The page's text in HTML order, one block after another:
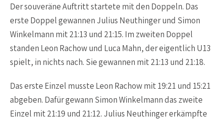
Der souveräne Auftritt startete mit den Doppeln. Das
erste Doppel gewannen Julius Neuthinger und Simon
Winkelmann mit 21:13 und 21:15. Im zweiten Doppel
standen Leon Rachow und Luca Mahn, der eigentlich U13
spielt, in nichts nach. Sie gewannen mit 21:13 und 21:18.
Das erste Einzel musste Leon Rachow mit 19:21 und 15:21
abgeben. Dafür gewann Simon Winkelmann das zweite
Einzel mit 21:19 und 21:12. Julius Neuthinger erkämpfte